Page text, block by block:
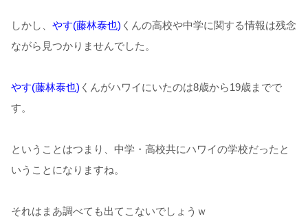
しかし、 やす(藤林泰也) くんの高校や中学に関する情報は残念
ながら見つかりませんでした。
やす(藤林泰也) くんがハワイにいたのは8歳から19歳までで
す。
ということはつまり、中学・高校共にハワイの学校だったと
いうことになりますね。
それはまあ調べても出てこないでしょうｗ